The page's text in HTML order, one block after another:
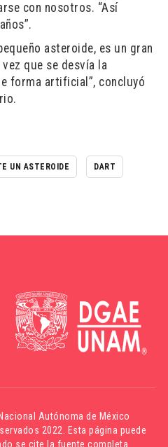
con nosotros. “Así
asteroide, es un gran
que se desvía la
forma artificial”, concluyó
UN ASTEROIDE DART
Autónoma de México
2022. Esta página puede
se cite la fuente completa.